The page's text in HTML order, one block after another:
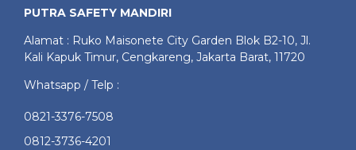
PUTRA SAFETY MANDIRI
Alamat : Ruko Maisonete City Garden Blok B2-10, Jl.
Kali Kapuk Timur, Cengkareng, Jakarta Barat, 11720
Whatsapp / Telp :
0821-3376-7508
0812-3736-4201